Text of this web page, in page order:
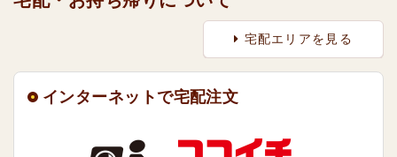
宅配エリアを見る
インターネットで宅配注文